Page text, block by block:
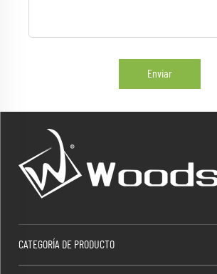
Enviar
CATEGORÍA DE PRODUCTO